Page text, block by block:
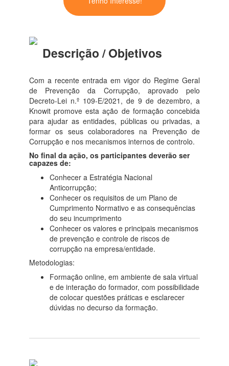
Descrição / Objetivos
Com a recente entrada em vigor do Regime Geral
de Prevenção da Corrupção, aprovado pelo
Decreto-Lei n.º 109-E/2021, de 9 de dezembro, a
Knowit promove esta ação de formação concebida
para ajudar as entidades, públicas ou privadas, a
formar os seus colaboradores na Prevenção de
Corrupção e nos mecanismos internos de controlo.
No final da ação, os participantes deverão ser
capazes de:
Conhecer a Estratégia Nacional
Anticorrupção;
Conhecer os requisitos de um Plano de
Cumprimento Normativo e as consequências
do seu incumprimento
Conhecer os valores e principais mecanismos
de prevenção e controle de riscos de
corrupção na empresa/entidade.
Metodologias:
Formação online, em ambiente de sala virtual
e de interação do formador, com possibilidade
de colocar questões práticas e esclarecer
dúvidas no decurso da formação.